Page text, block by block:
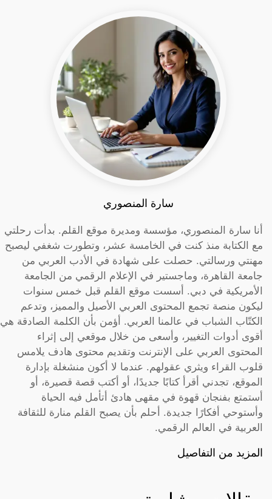
سارة المنصوري
أنا سارة المنصوري، مؤسسة ومديرة موقع القلم. بدأت رحلتي
مع الكتابة منذ كنت في الخامسة عشر، وتطورت شغفي ليصبح
مهنتي ورسالتي. حصلت على شهادة في الأدب العربي من
جامعة القاهرة، وماجستير في الإعلام الرقمي من الجامعة
الأمريكية في دبي. أسست موقع القلم قبل خمس سنوات
ليكون منصة تجمع المحتوى العربي الأصيل والمميز، وتدعم
الكتّاب الشباب في عالمنا العربي. أؤمن بأن الكلمة الصادقة هي
أقوى أدوات التغيير، وأسعى من خلال موقعي إلى إثراء
المحتوى العربي على الإنترنت وتقديم محتوى هادف يلامس
قلوب القراء ويثري عقولهم. عندما لا أكون منشغلة بإدارة
الموقع، تجدني أقرأ كتابًا جديدًا، أو أكتب قصة قصيرة، أو
أستمتع بفنجان قهوة في مقهى هادئ أتأمل فيه الحياة
وأستوحي أفكارًا جديدة. أحلم بأن يصبح القلم منارة للثقافة
العربية في العالم الرقمي.
المزيد من التفاصيل